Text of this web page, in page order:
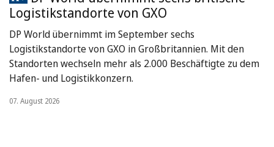
Logistikstandorte von GXO
DP World übernimmt im September sechs
Logistikstandorte von GXO in Großbritannien. Mit den
Standorten wechseln mehr als 2.000 Beschäftigte zu dem
Hafen- und Logistikkonzern.
07. August 2026